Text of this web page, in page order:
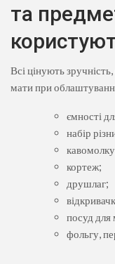
та
Всі цінують
мати при
ємності
набір
кортеж;
друшлаг;
посуд для
фольгу,